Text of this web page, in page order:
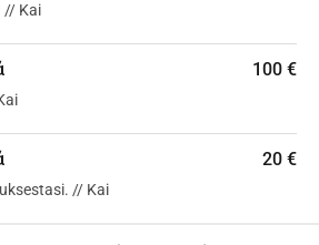
// Kai
100 €
20 €
// Kai